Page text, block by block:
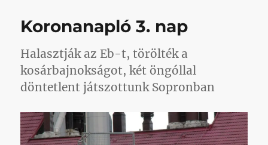
Koronanapló 3. nap
Halasztják az Eb-t, törölték a
kosárbajnokságot, két öngóllal
döntetlent játszottunk Sopronban